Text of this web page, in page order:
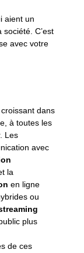
aient un
C’est
avec votre
dans
à toutes les
Les
avec
la
en ligne
ou
plus
de ces